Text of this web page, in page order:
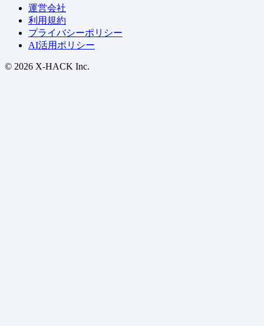
運営会社
利用規約
プライバシーポリシー
AI活用ポリシー
© 2026 X-HACK Inc.